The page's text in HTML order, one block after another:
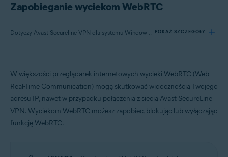
Zapobieganie wyciekom WebRTC
Dotyczy Avast Secureline VPN dla systemu Windows, Avast SecureLine VPN dla komputerów Mac POKAŻ SZCZEGÓŁY
Produkty:
Avast Secureline VPN 5.x dla systemu Windows
Systemy operacyjne:
W większości przeglądarek internetowych wycieki WebRTC (Web
Real-Time Communication) mogą skutkować widocznością Twojego
adresu IP, nawet w przypadku połączenia z siecią Avast SecureLine
VPN. Wyciekom WebRTC możesz zapobiec, blokując lub wyłączając
funkcję WebRTC.